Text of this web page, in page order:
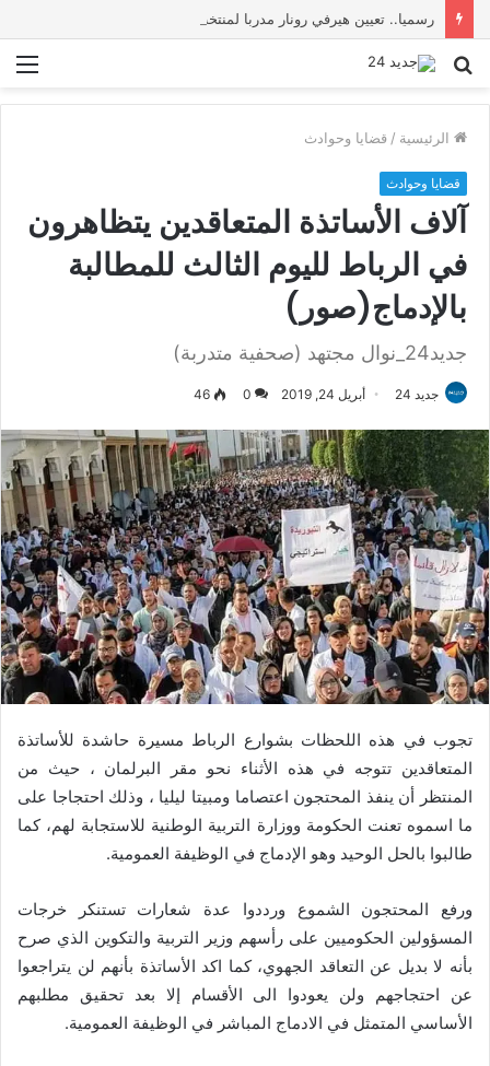
رسميا.. تعيين هيرفي رونار مدربا لمنتخب كوت ديفوار
بحث
الرئيسية / قضايا وحوادث
قضايا وحوادث
آلاف الأساتذة المتعاقدين يتظاهرون
في الرباط لليوم الثالث للمطالبة
بالإدماج(صور)
جديد24_نوال مجتهد (صحفية متدربة)
جديد 24 أبريل 24, 2019 0
46
تجوب في هذه اللحظات بشوارع الرباط مسيرة حاشدة للأساتذة
المتعاقدين تتوجه في هذه الأثناء نحو مقر البرلمان ، حيث من
المنتظر أن ينفذ المحتجون اعتصاما ومبيتا ليليا ، وذلك احتجاجا على
ما اسموه تعنت الحكومة ووزارة التربية الوطنية للاستجابة لهم، كما
طالبوا بالحل الوحيد وهو الإدماج في الوظيفة العمومية.
ورفع المحتجون الشموع ورددوا عدة شعارات تستنكر خرجات
المسؤولين الحكوميين على رأسهم وزير التربية والتكوين الذي صرح
بأنه لا بديل عن التعاقد الجهوي، كما اكد الأساتذة بأنهم لن يتراجعوا
عن احتجاجهم ولن يعودوا الى الأقسام إلا بعد تحقيق مطلبهم
الأساسي المتمثل في الادماج المباشر في الوظيفة العمومية.